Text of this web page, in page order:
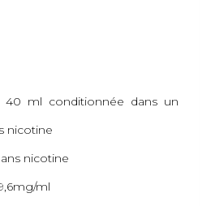
40 ml conditionnée dans un
nicotine
nicotine
ml